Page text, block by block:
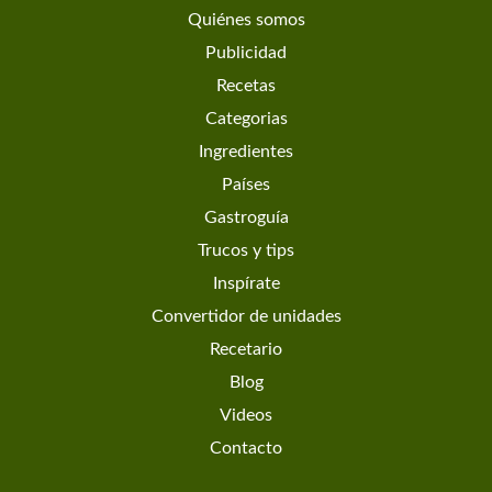
Quiénes somos
Publicidad
Recetas
Categorias
Ingredientes
Países
Gastroguía
Trucos y tips
Inspírate
Convertidor de unidades
Recetario
Blog
Videos
Contacto